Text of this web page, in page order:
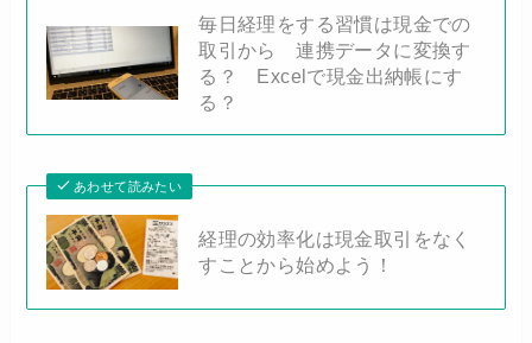
毎日経理をする習慣は現金での
取引から 連携データに変換す
る？ Excelで現金出納帳にす
る？
あわせて読みたい
経理の効率化は現金取引をなく
すことから始めよう！